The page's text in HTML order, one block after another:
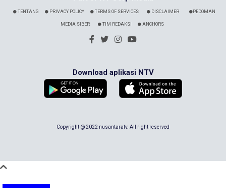
TENTANG PRIVACY POLICY TERMS OF SERVICES DISCLAIMER PEDOMAN
MEDIA SIBER TIM REDAKSI ANCHORS
Download aplikasi NTV
Copyright @ 2022 nusantaratv. All right reserved